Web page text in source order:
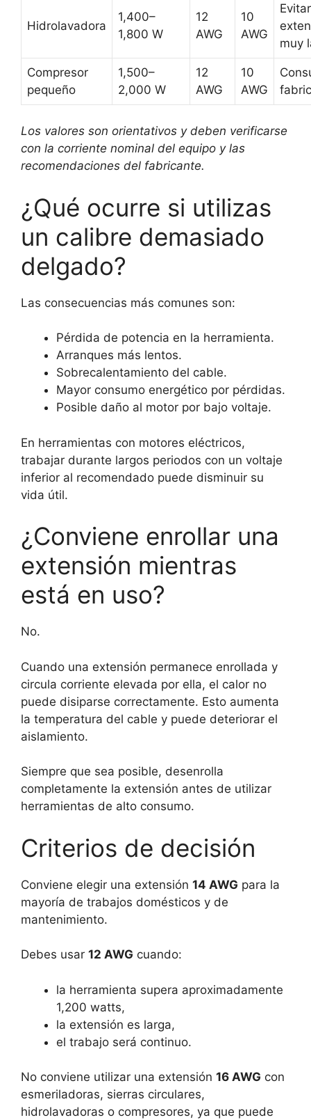
Hidrolavadora
1,400–
1,800 W
12
AWG
10
AWG
Evitar
muy
Compresor
pequeño
1,500–
2,000 W
12
AWG
10
AWG
Los valores son orientativos y deben verificarse
con la corriente nominal del equipo y las
recomendaciones del fabricante.
¿Qué ocurre si utilizas
un calibre demasiado
delgado?
Las consecuencias más comunes son:
Pérdida de potencia en la herramienta.
Arranques más lentos.
Sobrecalentamiento del cable.
Mayor consumo energético por pérdidas.
Posible daño al motor por bajo voltaje.
En herramientas con motores eléctricos,
trabajar durante largos periodos con un voltaje
inferior al recomendado puede disminuir su
vida útil.
¿Conviene enrollar una
extensión mientras
está en uso?
No.
Cuando una extensión permanece enrollada y
circula corriente elevada por ella, el calor no
puede disiparse correctamente. Esto aumenta
la temperatura del cable y puede deteriorar el
aislamiento.
Siempre que sea posible, desenrolla
completamente la extensión antes de utilizar
herramientas de alto consumo.
Criterios de decisión
Conviene elegir una extensión 14 AWG para la
mayoría de trabajos domésticos y de
mantenimiento.
Debes usar 12 AWG cuando:
la herramienta supera aproximadamente
1,200 watts,
la extensión es larga,
el trabajo será continuo.
No conviene utilizar una extensión 16 AWG con
esmeriladoras, sierras circulares,
hidrolavadoras o compresores, ya que puede